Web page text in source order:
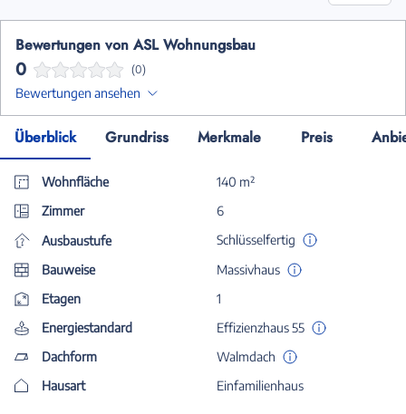
Bewertungen von ASL Wohnungsbau
0 (0)
Bewertungen ansehen
Überblick Grundriss Merkmale Preis
Wohnfläche
140 m²
Zimmer
6
Ausbaustufe
Schlüsselfertig
Bauweise
Massivhaus
Etagen
1
Energiestandard
Effizienzhaus 55
Dachform
Walmdach
Hausart
Einfamilienhaus